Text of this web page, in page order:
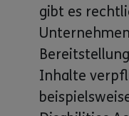
gibt es
Inhalte